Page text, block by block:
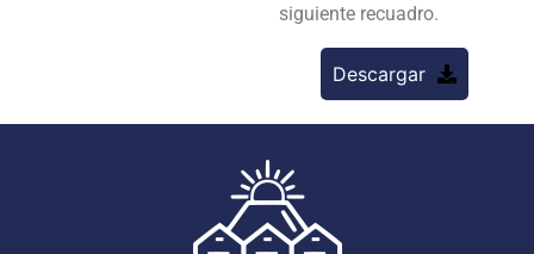
siguiente recuadro.
Descargar